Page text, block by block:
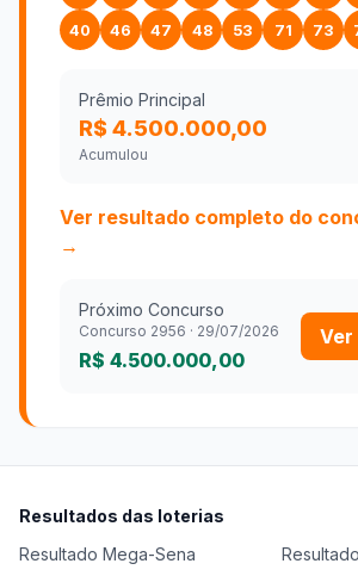
40 46 47 48 53 71 73
Prêmio Principal
R$ 4.500.000,00
Acumulou
Ver resultado completo do
→
Próximo Concurso
Concurso 2956 · 29/07/2026
R$ 4.500.000,00
Ver
Resultados das loterias
Resultado Mega-Sena Resultado